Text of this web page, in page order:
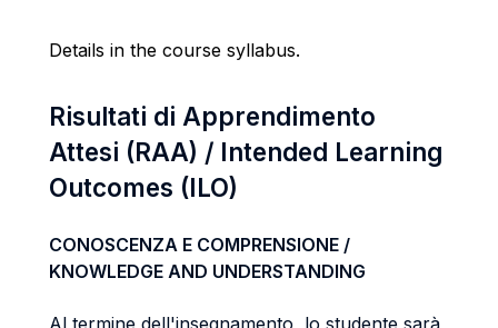
Details in the course syllabus.
Risultati di Apprendimento
Attesi (RAA) / Intended Learning
Outcomes (ILO)
CONOSCENZA E COMPRENSIONE /
KNOWLEDGE AND UNDERSTANDING
Al termine dell'insegnamento, lo studente sarà